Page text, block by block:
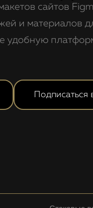
сайтов
и материалов
удобную
Подписаться